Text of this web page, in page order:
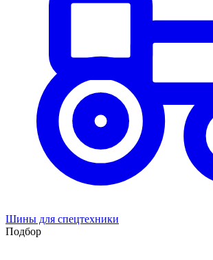
Шины для спецтехники
Подбор